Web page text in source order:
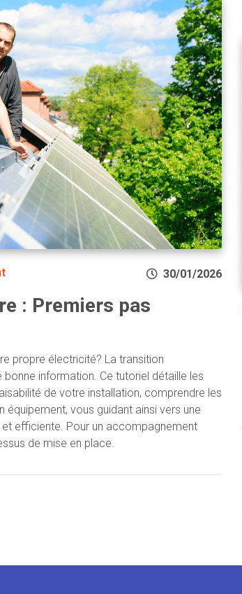
30/01/2026
: Premiers pas
propre électricité? La transition
information. Ce tutoriel détaille les
de votre installation, comprendre les
vous guidant ainsi vers une
efficiente. Pour un accompagnement
de mise en place.